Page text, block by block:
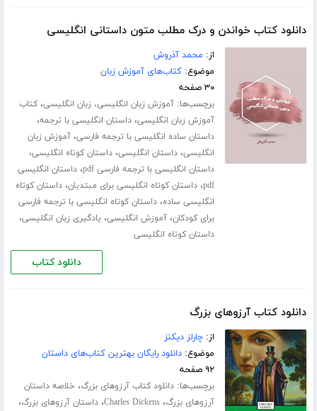
دانلود کتاب خواندن و درک مطلب متون داستانی انگلیسی
از: محمد آذروش
موضوع:کتاب‌های آموزش زبان
۳۰ صفحه
برچسب‌ها:آموزش زبان انگلیسی، زبان انگلیسی،کتاب
آموزش زبان انگلیسی،داستان انگلیسی با ترجمه،
داستان ساده انگلیسی با ترجمه فارسی،آموزش زبان
انگلیسی،داستان انگلیسی،داستان کوتاه انگلیسی،
داستان انگلیسی با ترجمه فارسی pdf ،داستان انگلیسی
pdf،داستان کوتاه انگلیسی برای مبتدیان،داستان کوتاه
انگلیسی ساده،داستان کوتاه انگلیسی با ترجمه فارسی
برای کودکان،آموزش انگلیسی، یادگیری زبان انگلیسی،
داستان کوتاه انگلیسی
دانلود کتاب
دانلود کتاب آرزوهای بزرگ
از:چارلز دیکنز
موضوع:دانلود رایگان بهترین کتاب‌های داستان
۹۲ صفحه
برچسب‌ها:دانلود کتاب آرزوهای بزرگ، خلاصه داستان
آرزوهای بزرگ،Charles Dickens،داستان آرزوهای بزرگ،